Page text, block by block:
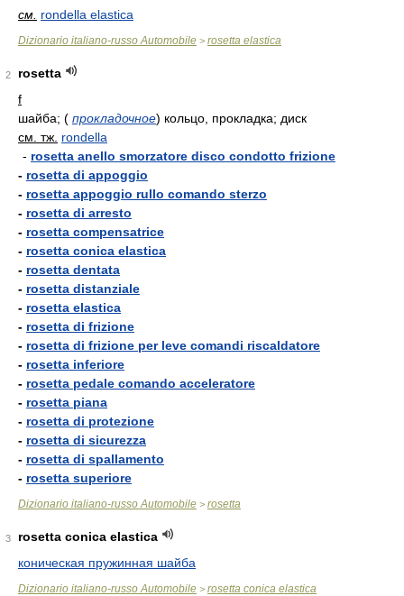
см. rondella elastica
Dizionario italiano-russo Automobile > rosetta elastica
2
rosetta
f
шайба; ( прокладочное) кольцо, прокладка; диск
см. тж. rondella
- rosetta anello smorzatore disco condotto frizione
- rosetta di appoggio
- rosetta appoggio rullo comando sterzo
- rosetta di arresto
- rosetta compensatrice
- rosetta conica elastica
- rosetta dentata
- rosetta distanziale
- rosetta elastica
- rosetta di frizione
- rosetta di frizione per leve comandi riscaldatore
- rosetta inferiore
- rosetta pedale comando acceleratore
- rosetta piana
- rosetta di protezione
- rosetta di sicurezza
- rosetta di spallamento
- rosetta superiore
Dizionario italiano-russo Automobile > rosetta
3
rosetta conica elastica
коническая пружинная шайба
Dizionario italiano-russo Automobile > rosetta conica elastica